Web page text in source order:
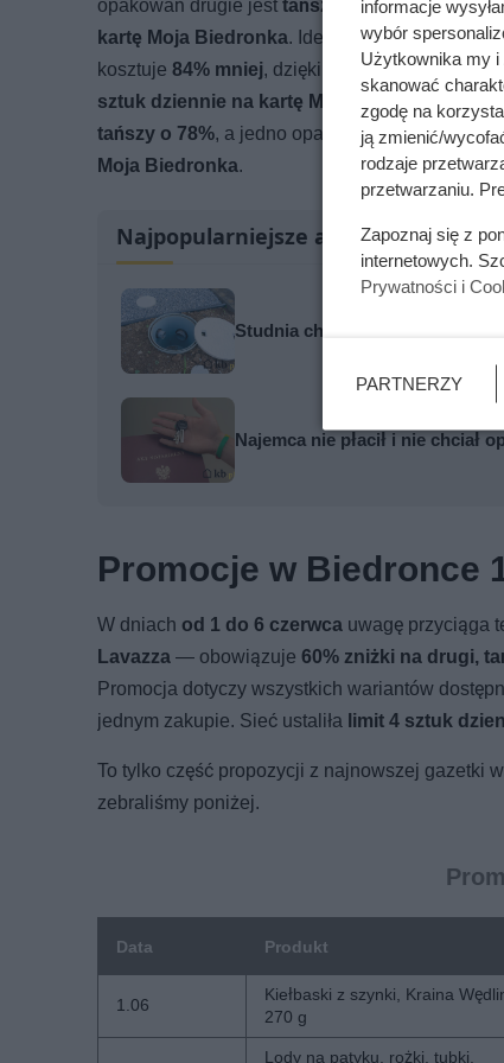
opakowań drugie jest tańsze o 84%, a średnia
kartę Moja Biedronka. Identyczny rabat
kosztuje 84% mniej, dzięki czemu cena
sztuk dziennie na kartę MB
. Wśród przecen
tańszy o 78%, a jedno opakowanie wychodzi
Moja Biedronka.
Najpopularniejsze artykuły
Studnia chłonna za 1200 zł czy
Najemca nie płacił i nie chciał
Promocje w Biedronce
W dniach od 1 do 6 czerwca uwagę przyciąga
Lavazza — obowiązuje 60% zniżki na drugi,
Promocja dotyczy wszystkich wariantów
jednym zakupie. Sieć ustaliła limit 4 sztuk
To tylko część propozycji z najnowszej gazetki
zebraliśmy poniżej.
Data Produkt
1.06
Kiełbaski z szynki, Kraina
270 g
Lody na patyku, rożki, tubki,
informacje
wybór
Użytkownika my i
skanować
zgodę na
ją zmienić/
rodzaje
przetwarzaniu.
Zapoznaj się z
internetowych.
Prywatności i
PARTNERZY